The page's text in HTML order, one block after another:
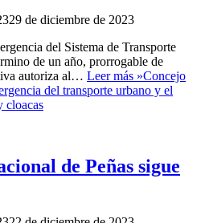
29 de diciembre de 2023
del Sistema de Transporte
de un año, prorrogable de
autoriza al… Leer más »Concejo
del transporte urbano y el
cloacas
de Peñas sigue